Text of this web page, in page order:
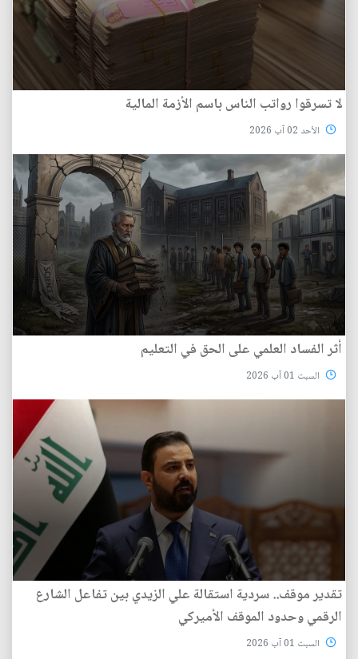
لا تسرقوا رواتب الناس باسم الأزمة المالية
الأحد 02 آب 2026
أثر الفساد العلمي على الحق في التعليم
السبت 01 آب 2026
تقدير موقف.. سردية استقالة علي الزيدي بين تفاعل الشارع
الرقمي وحدود الموقف الأميركي
السبت 01 آب 2026